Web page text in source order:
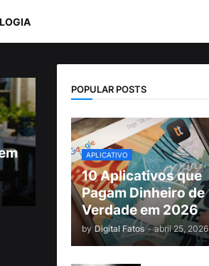
POPULAR POSTS
APLICATIVO
10 Aplicativos que
Pagam Dinheiro de
Verdade em 2026
by Digital Fatos - abril 25, 2026